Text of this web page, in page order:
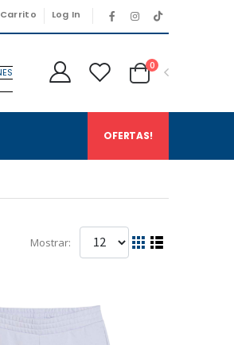
Log In
0
OFERTAS!
Mostrar: